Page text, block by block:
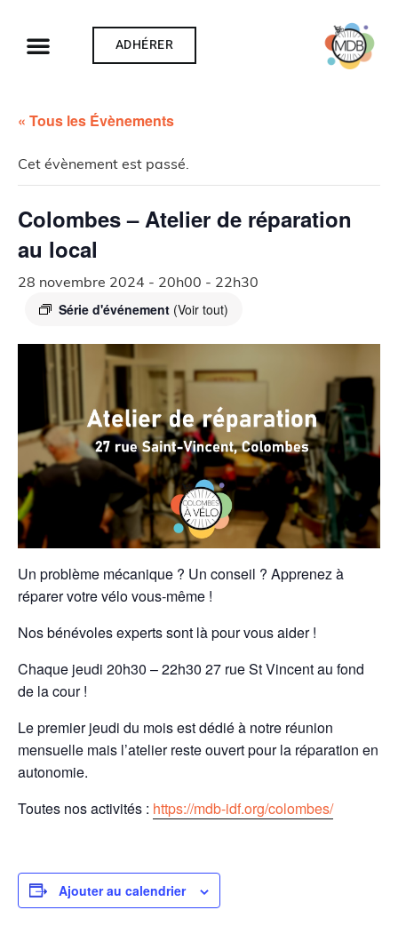
ADHÉRER
« Tous les Évènements
Cet évènement est passé.
Colombes – Atelier de réparation
au local
28 novembre 2024 - 20h00 - 22h30
Série d'événement (Voir tout)
Un problème mécanique ? Un conseil ? Apprenez à
réparer votre vélo vous-même !
Nos bénévoles experts sont là pour vous aider !
Chaque jeudi 20h30 – 22h30 27 rue St Vincent au fond
de la cour !
Le premier jeudi du mois est dédié à notre réunion
mensuelle mais l’atelier reste ouvert pour la réparation en
autonomie.
Toutes nos activités : https://mdb-idf.org/colombes/
Ajouter au calendrier